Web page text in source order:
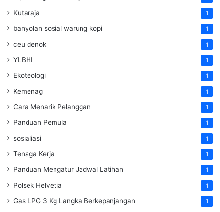
Kutaraja 1
banyolan sosial warung kopi 1
ceu denok 1
YLBHI 1
Ekoteologi 1
Kemenag 1
Cara Menarik Pelanggan 1
Panduan Pemula 1
sosialiasi 1
Tenaga Kerja 1
Panduan Mengatur Jadwal Latihan 1
Polsek Helvetia 1
Gas LPG 3 Kg Langka Berkepanjangan 1